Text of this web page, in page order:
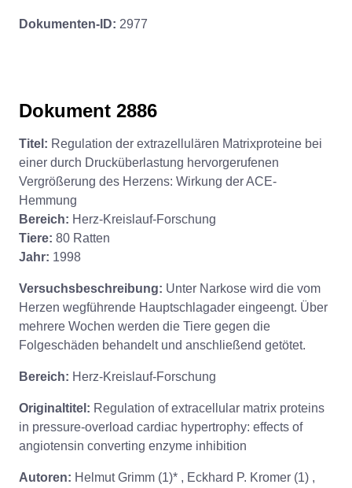
Dokumenten-ID: 2977
Dokument 2886
Titel: Regulation der extrazellulären Matrixproteine bei
einer durch Drucküberlastung hervorgerufenen
Vergrößerung des Herzens: Wirkung der ACE-
Hemmung
Bereich: Herz-Kreislauf-Forschung
Tiere: 80 Ratten
Jahr: 1998
Versuchsbeschreibung: Unter Narkose wird die vom
Herzen wegführende Hauptschlagader eingeengt. Über
mehrere Wochen werden die Tiere gegen die
Folgeschäden behandelt und anschließend getötet.
Bereich: Herz-Kreislauf-Forschung
Originaltitel: Regulation of extracellular matrix proteins
in pressure-overload cardiac hypertrophy: effects of
angiotensin converting enzyme inhibition
Autoren: Helmut Grimm (1)* , Eckhard P. Kromer (1) ,